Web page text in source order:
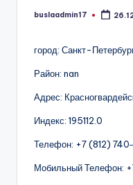
Запись
buslaadmin17
город: Санкт-
Район: nan
Адрес:
Индекс: 195112.0
Телефон: +7 (812)
Мобильный Телефон: